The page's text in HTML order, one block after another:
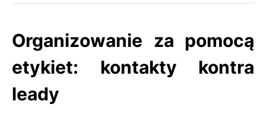
Organizowanie za pomocą
etykiet: kontakty kontra
leady